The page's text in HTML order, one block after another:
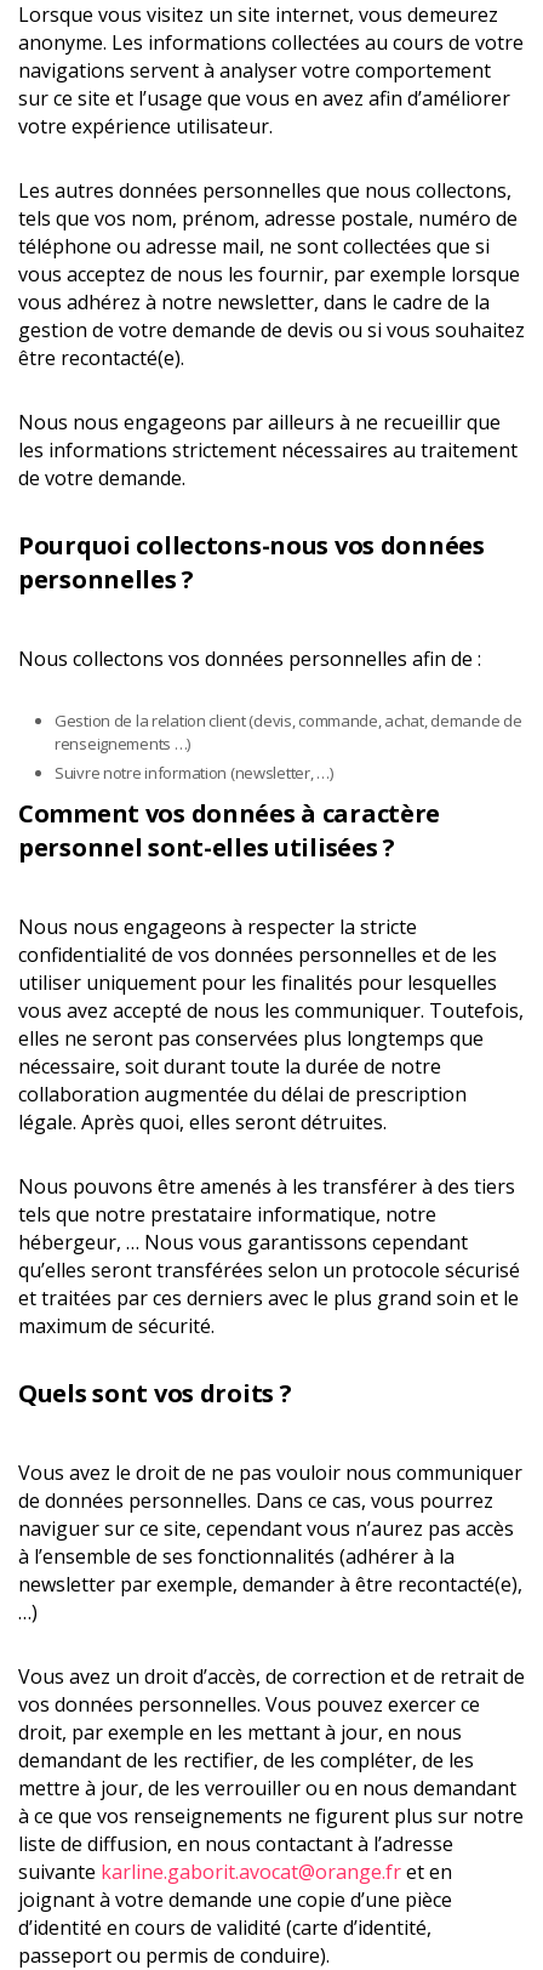
Lorsque vous visitez un site internet, vous demeurez
anonyme. Les informations collectées au cours de votre
navigations servent à analyser votre comportement
sur ce site et l’usage que vous en avez afin d’améliorer
votre expérience utilisateur.
Les autres données personnelles que nous collectons,
tels que vos nom, prénom, adresse postale, numéro de
téléphone ou adresse mail, ne sont collectées que si
vous acceptez de nous les fournir, par exemple lorsque
vous adhérez à notre newsletter, dans le cadre de la
gestion de votre demande de devis ou si vous souhaitez
être recontacté(e).
Nous nous engageons par ailleurs à ne recueillir que
les informations strictement nécessaires au traitement
de votre demande.
Pourquoi collectons-nous vos données
personnelles ?
Nous collectons vos données personnelles afin de :
Gestion de la relation client (devis, commande, achat, demande de
renseignements …)
Suivre notre information (newsletter, …)
Comment vos données à caractère
personnel sont-elles utilisées ?
Nous nous engageons à respecter la stricte
confidentialité de vos données personnelles et de les
utiliser uniquement pour les finalités pour lesquelles
vous avez accepté de nous les communiquer. Toutefois,
elles ne seront pas conservées plus longtemps que
nécessaire, soit durant toute la durée de notre
collaboration augmentée du délai de prescription
légale. Après quoi, elles seront détruites.
Nous pouvons être amenés à les transférer à des tiers
tels que notre prestataire informatique, notre
hébergeur, … Nous vous garantissons cependant
qu’elles seront transférées selon un protocole sécurisé
et traitées par ces derniers avec le plus grand soin et le
maximum de sécurité.
Quels sont vos droits ?
Vous avez le droit de ne pas vouloir nous communiquer
de données personnelles. Dans ce cas, vous pourrez
naviguer sur ce site, cependant vous n’aurez pas accès
à l’ensemble de ses fonctionnalités (adhérer à la
newsletter par exemple, demander à être recontacté(e),
…)
Vous avez un droit d’accès, de correction et de retrait de
vos données personnelles. Vous pouvez exercer ce
droit, par exemple en les mettant à jour, en nous
demandant de les rectifier, de les compléter, de les
mettre à jour, de les verrouiller ou en nous demandant
à ce que vos renseignements ne figurent plus sur notre
liste de diffusion, en nous contactant à l’adresse
suivante karline.gaborit.avocat@orange.fret en
joignant à votre demande une copie d’une pièce
d’identité en cours de validité (carte d’identité,
passeport ou permis de conduire).